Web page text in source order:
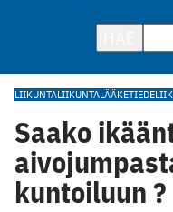
LIIKUNTALIIKUNTALÄÄKETIEDE
Saako
kuntoiluun ?